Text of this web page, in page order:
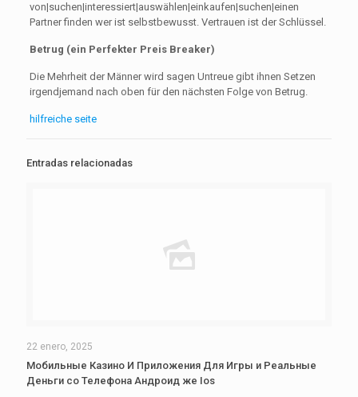
von|suchen|interessiert|auswählen|einkaufen|suchen|einen
Partner finden wer ist selbstbewusst. Vertrauen ist der Schlüssel.
Betrug (ein Perfekter Preis Breaker)
Die Mehrheit der Männer wird sagen Untreue gibt ihnen Setzen
irgendjemand nach oben für den nächsten Folge von Betrug.
hilfreiche seite
Entradas relacionadas
22 enero, 2025
Мобильные Казино И Приложения Для Игры и Реальные
Деньги со Телефона Андроид же Ios